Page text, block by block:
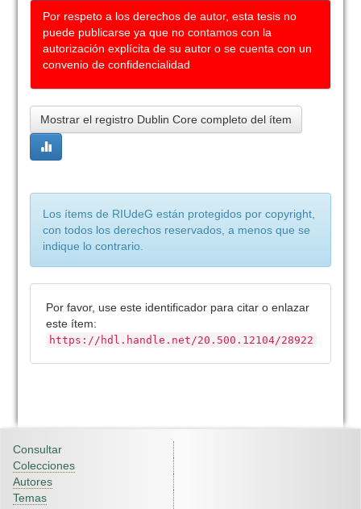
Por respeto a los derechos de autor, esta tesis no
puede publicarse ya que no contamos con la
autorización explícita de su autor o se cuenta con un
convenio de confidencialidad
Mostrar el registro Dublin Core completo del ítem
Los ítems de RIUdeG están protegidos por copyright,
con todos los derechos reservados, a menos que se
indique lo contrario.
Por favor, use este identificador para citar o enlazar
este ítem:
https://hdl.handle.net/20.500.12104/28922
Consultar
Colecciones
Autores
Temas